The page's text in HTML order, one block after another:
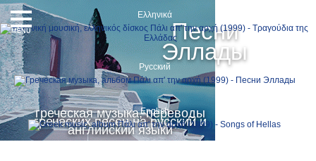
Песни
Эллады
греческая музыка, переводы
греческих песен на русский и
английский языки
Ελληνικά
Русский
English
MENU